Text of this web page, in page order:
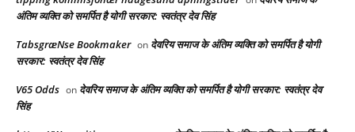
अंतिम व्यक्ति को समर्पित है योगी सरकार: स्वतंत्र देव सिंह
TabsgræNse Bookmaker on देवरिय समाज के अंतिम व्यक्ति को समर्पित है योगी
सरकार: स्वतंत्र देव सिंह
V65 Odds on देवरिय समाज के अंतिम व्यक्ति को समर्पित है योगी सरकार: स्वतंत्र देव
सिंह